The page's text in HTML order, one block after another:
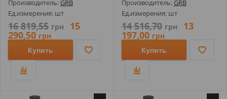
Производитель: GRB
Ед.измерения: шт
16 819,55 грн 15
290,50 грн
Купить
Производитель: GRB
Ед.измерения: шт
14 516,70 грн 13
197,00 грн
Купить